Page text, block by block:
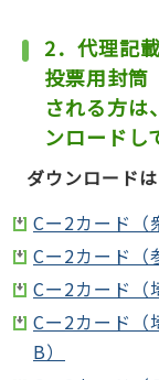
2．代理記
投票用封筒
される方は
ンロードし
ダウンロード
Cー2カード（
Cー2カード（
Cー2カード（
Cー2カード
B）